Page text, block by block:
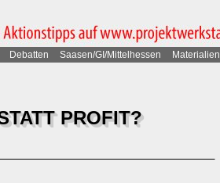
Debatten Saasen/GI/Mittelhessen Materialien
PROFIT?